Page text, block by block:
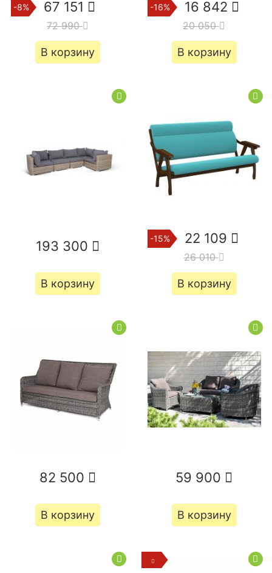
-8% 67 151
72 990
В корзину
-16% 16 842
20 050
В корзину
193 300
В корзину
-15% 22 109
26 010
В корзину
82 500
В корзину
59 900
В корзину